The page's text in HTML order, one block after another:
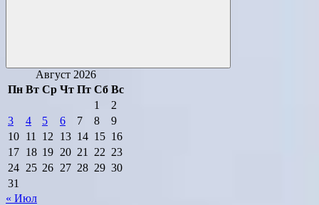
Поиск
Август 2026
Пн Вт Ср Чт Пт Сб Вс
1
2
3
4 5 6 7 8
9
10 11 12 13 14 15 16
17 18 19 20 21 22 23
24 25 26 27 28 29 30
31
« Июл